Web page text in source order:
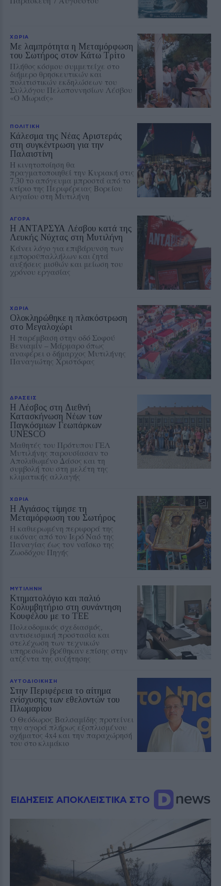
ΧΩΡΙΑ
Με λαμπρότητα η Μεταμόρφωση
του Σωτήρος στον Κάτω Τρίτο
Πλήθος κόσμου συμμετείχε στο
διήμερο θρησκευτικών και
πολιτιστικών εκδηλώσεων του
Συλλόγου Πελοποννησίων Λέσβου
«Ο Μωριάς»
ΠΟΛΙΤΙΚΗ
Κάλεσμα της Νέας Αριστεράς
στη συγκέντρωση για την
Παλαιστίνη
Η κινητοποίηση θα
πραγματοποιηθεί την Κυριακή στις
7.30 το απόγευμα μπροστά από το
κτίριο της Περιφέρειας Βορείου
Αιγαίου στη Μυτιλήνη
ΑΓΟΡΑ
Η ΑΝΤΑΡΣΥΑ Λέσβου κατά της
Λευκής Νύχτας στη Μυτιλήνη
Κάνει λόγο για επιβάρυνση των
εμποροϋπαλλήλων και ζητά
αυξήσεις μισθών και μείωση του
χρόνου εργασίας
ΧΩΡΙΑ
Ολοκληρώθηκε η πλακόστρωση
στο Μεγαλοχώρι
Η παρέμβαση στην οδό Σοφού
Βενιαμίν – Μάρμαρο όπως
αναφέρει ο δήμαρχος Μυτιλήνης
Παναγιώτης Χριστόφας
ΔΡΑΣΕΙΣ
Η Λέσβος στη Διεθνή
Κατασκήνωση Νέων των
Παγκόσμιων Γεωπάρκων
UNESCO
Μαθητές του Πρότυπου ΓΕΛ
Μυτιλήνης παρουσίασαν το
Απολιθωμένο Δάσος και τη
συμβολή του στη μελέτη της
κλιματικής αλλαγής
ΧΩΡΙΑ
Η Αγιάσος τίμησε τη
Μεταμόρφωση του Σωτήρος
Η καθιερωμένη περιφορά της
εικόνας από τον Ιερό Ναό της
Παναγίας έως τον ναΐσκο της
Ζωοδόχου Πηγής
ΜΥΤΙΛΗΝΗ
Κτηματολόγιο και παλιό
Κολυμβητήριο στη συνάντηση
Κουφέλου με το ΤΕΕ
Πολεοδομικός σχεδιασμός,
αντισεισμική προστασία και
στελέχωση των τεχνικών
υπηρεσιών βρέθηκαν επίσης στην
ατζέντα της συζήτησης
ΑΥΤΟΔΙΟΙΚΗΣΗ
Στην Περιφέρεια το αίτημα
ενίσχυσης των εθελοντών του
Πλωμαρίου
Ο Θεόδωρος Βαλσαμίδης προτείνει
την αγορά πλήρως εξοπλισμένου
οχήματος 4x4 και την παραχώρησή
του στο κλιμάκιο
ΕΙΔΗΣΕΙΣ ΑΠΟΚΛΕΙΣΤΙΚΑ ΣΤΟ